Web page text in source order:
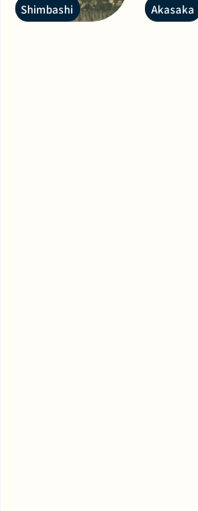
Shimbashi Akasaka